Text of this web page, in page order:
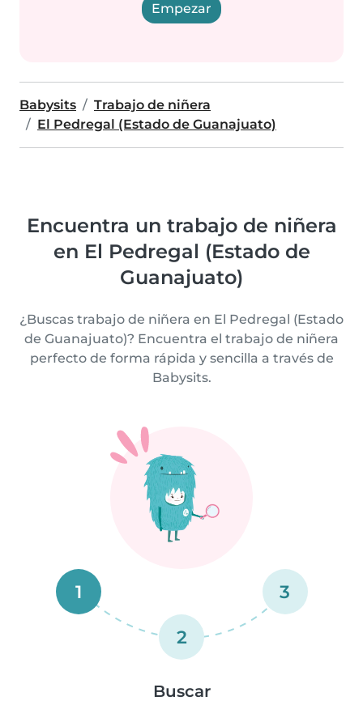
Empezar
Babysits
Trabajo de niñera
El Pedregal (Estado de Guanajuato)
Encuentra un trabajo de niñera
en El Pedregal (Estado de
Guanajuato)
¿Buscas trabajo de niñera en El Pedregal (Estado
de Guanajuato)? Encuentra el trabajo de niñera
perfecto de forma rápida y sencilla a través de
Babysits.
1
2
3
Buscar